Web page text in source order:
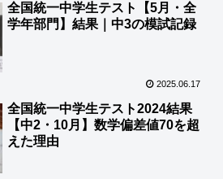
全国統一中学生テスト【5月・全
学年部門】結果｜中3の模試記録
2025.06.17
全国統一中学生テスト2024結果
【中2・10月】数学偏差値70を超
えた理由